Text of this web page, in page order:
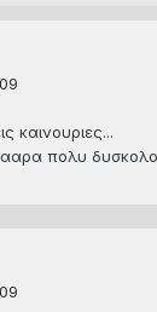
καινουριες...
πολυ